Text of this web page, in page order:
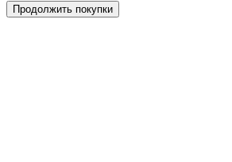
Продолжить покупки